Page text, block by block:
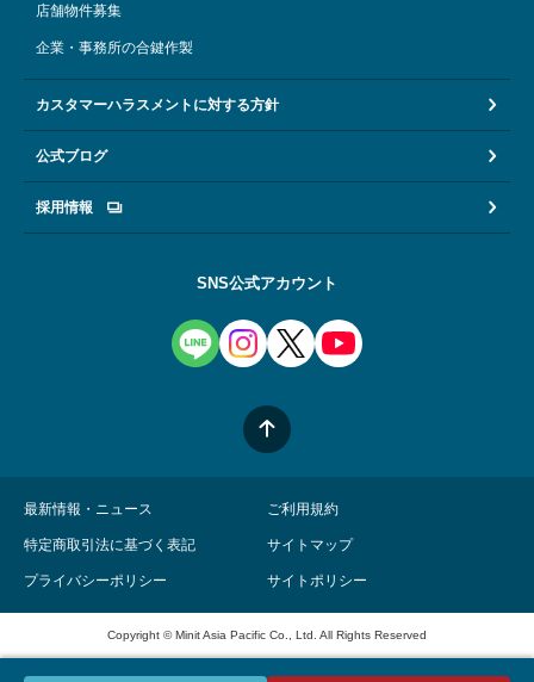
店舗物件募集
企業・事務所の合鍵作製
カスタマーハラスメントに対する方針
公式ブログ
採用情報
SNS公式アカウント
最新情報・ニュース ご利用規約
特定商取引法に基づく表記 サイトマップ
プライバシーポリシー サイトポリシー
Copyright © Minit Asia Pacific Co., Ltd. All Rights Reserved